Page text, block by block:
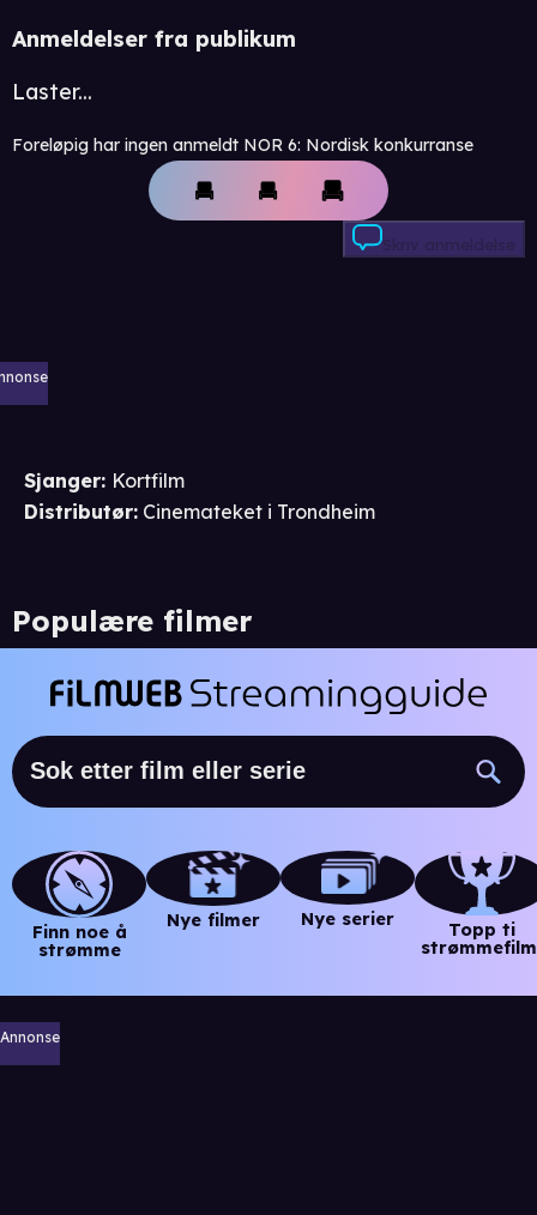
Anmeldelser fra publikum
Laster...
Foreløpig har ingen anmeldt NOR 6: Nordisk konkurranse
Skriv anmeldelse
Sjanger: Kortfilm
Distributør: Cinemateket i Trondheim
Populære filmer
Finn noe å
strømme
Nye filmer Nye serier
Topp ti
Annonse